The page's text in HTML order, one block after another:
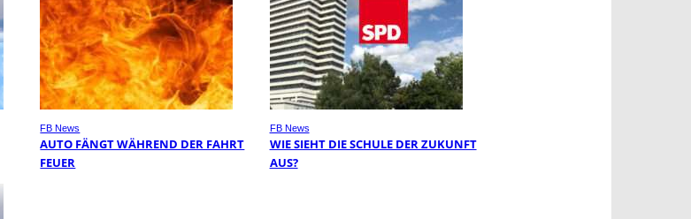
FB News
AUTO FÄNGT WÄHREND DER FAHRT
FEUER
FB News
WIE SIEHT DIE SCHULE DER ZUKUNFT
AUS?